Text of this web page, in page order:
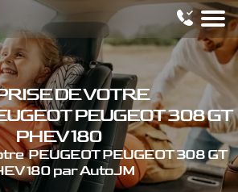
DE VOTRE
PEUGEOT 308 GT
PHEV 180
PEUGEOT PEUGEOT 308 GT
180 par AutoJM